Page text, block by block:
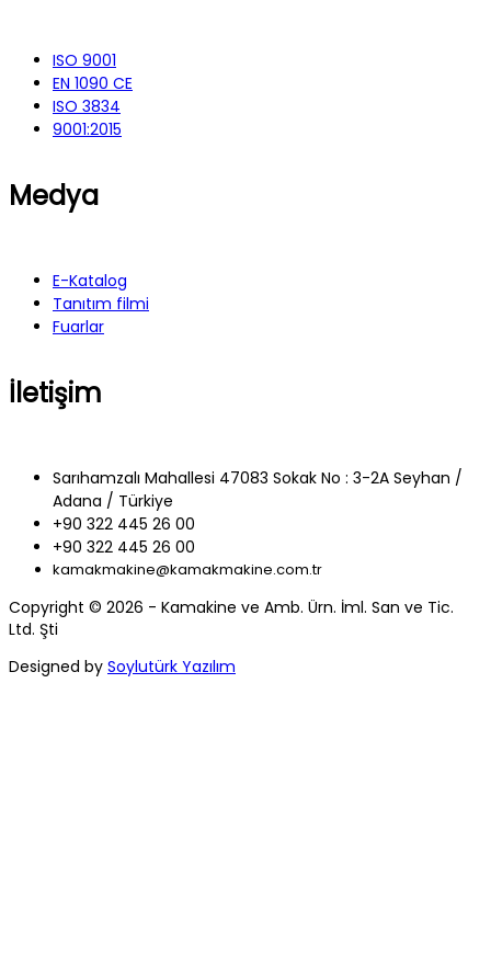
ISO 9001
EN 1090 CE
ISO 3834
9001:2015
Medya
E-Katalog
Tanıtım filmi
Fuarlar
İletişim
Sarıhamzalı Mahallesi 47083 Sokak No : 3-2A Seyhan /
Adana / Türkiye
+90 322 445 26 00
+90 322 445 26 00
kamakmakine@kamakmakine.com.tr
Copyright © 2026 - Kamakine ve Amb. Ürn. İml. San ve Tic.
Ltd. Şti
Designed by Soylutürk Yazılım